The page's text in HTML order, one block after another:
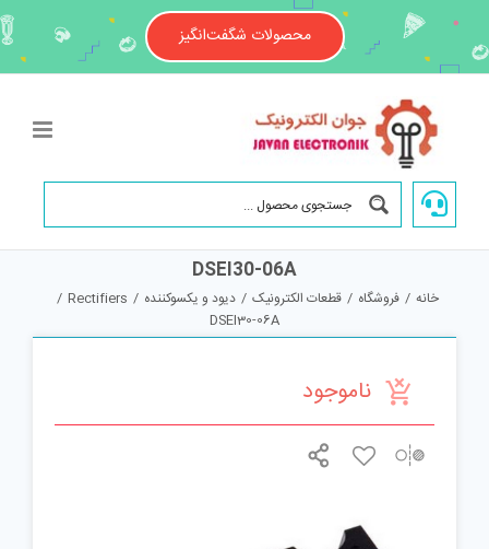
content
محصولات شگفت‌انگیز
DSEI30-06A
خانه / فروشگاه / قطعات الکترونیک / دیود و یکسوکننده /
Rectifiers
/
DSEI30-06A
ناموجود